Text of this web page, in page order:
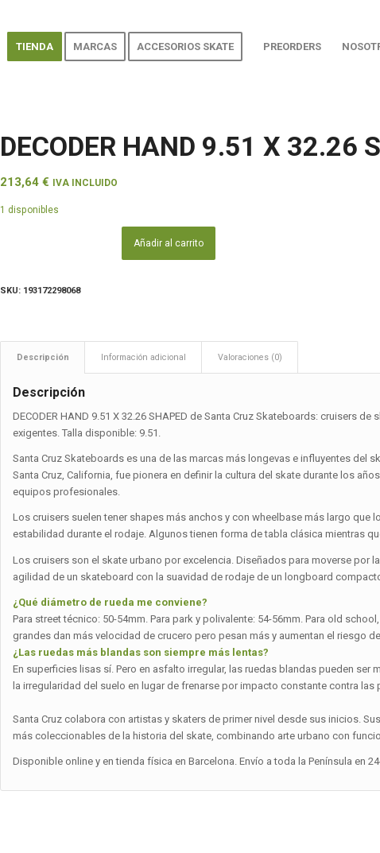
TIENDA MARCAS ACCESORIOS SKATE PREORDERS
DECODER HAND 9.51 X 32.26
213,64€ IVA INCLUIDO
1 disponibles
Añadir al carrito
SKU: 193172298068
Descripción Información adicional Valoraciones (0)
Descripción
DECODER HAND 9.51 X 32.26 SHAPED de Santa Cruz Skateboards: cruisers
exigentes. Talla disponible: 9.51.
Santa Cruz Skateboards es una de las marcas más longevas e influyentes del
Santa Cruz, California, fue pionera en definir la cultura del skate durante los
equipos profesionales.
Los cruisers suelen tener shapes más anchos y con wheelbase más largo que
estabilidad durante el rodaje. Algunos tienen forma de tabla clásica mientras
Los cruisers son el skate urbano por excelencia. Diseñados para moverse por
agilidad de un skateboard con la suavidad de rodaje de un longboard
¿Qué diámetro de rueda me conviene?
Para street técnico: 50-54mm. Para park y polivalente: 54-56mm. Para old
grandes dan más velocidad de crucero pero pesan más y aumentan el riesgo
¿Las ruedas más blandas son siempre más lentas?
En superficies lisas sí. Pero en asfalto irregular, las ruedas blandas pueden
la irregularidad del suelo en lugar de frenarse por impacto constante contra las
Santa Cruz colabora con artistas y skaters de primer nivel desde sus inicios.
más coleccionables de la historia del skate, combinando arte urbano con
Disponible online y en tienda física en Barcelona. Envío a toda la Península en